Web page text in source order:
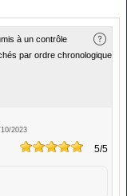
à un contrôle
par ordre chronologique
2023
5/5